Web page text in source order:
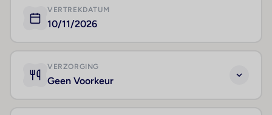
VERTREKDATUM
10/11/2026
VERZORGING
Geen Voorkeur